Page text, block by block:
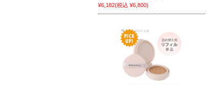
¥6,182(税込 ¥6,800)